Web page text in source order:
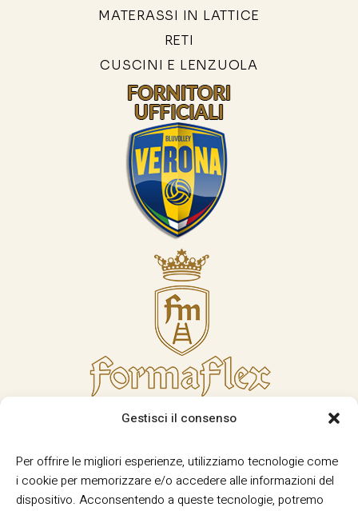
Gestisci il consenso
Per offrire le migliori esperienze, utilizziamo tecnologie come
i cookie per memorizzare e/o accedere alle informazioni del
dispositivo. Acconsentendo a queste tecnologie, potremo
MATERASSI IN LATTICE
RETI
CUSCINI E LENZUOLA